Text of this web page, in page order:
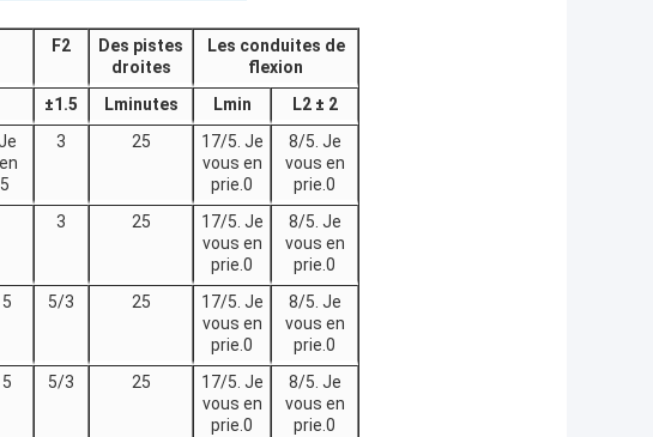
F2
Des pistes
droites
Les conduites de
flexion
±1.5 Lminutes Lmin
L2 ± 2
3 25
17/5. Je
vous en
prie.0
8/5. Je
vous en
prie.0
3 25
17/5. Je
vous en
prie.0
8/5. Je
vous en
prie.0
5/3 25
17/5. Je
vous en
prie.0
8/5. Je
vous en
prie.0
5/3 25
17/5. Je
vous en
prie.0
8/5. Je
vous en
prie.0